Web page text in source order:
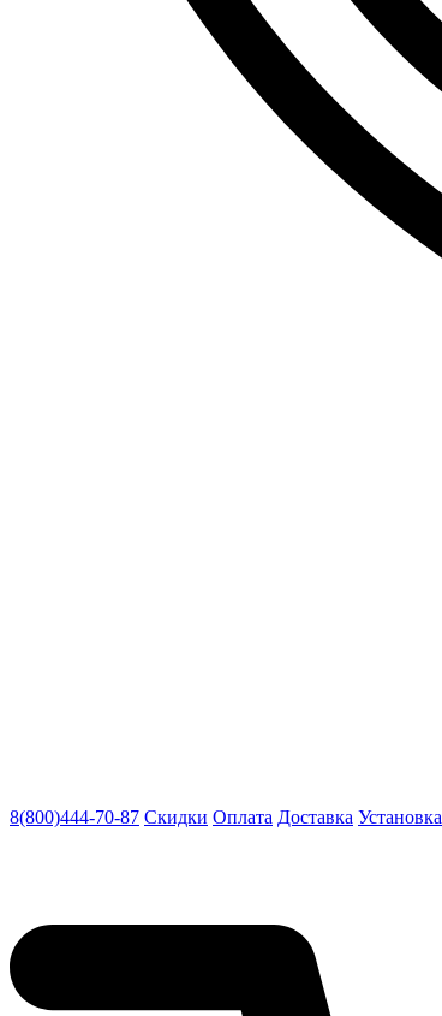
8(800)444-70-87 Скидки Оплата Доставка Установка